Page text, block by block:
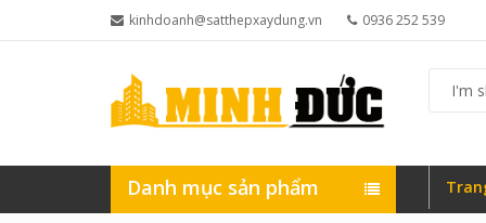
kinhdoanh@satthepxaydung.vn 0936 252 539
Danh mục sản phẩm